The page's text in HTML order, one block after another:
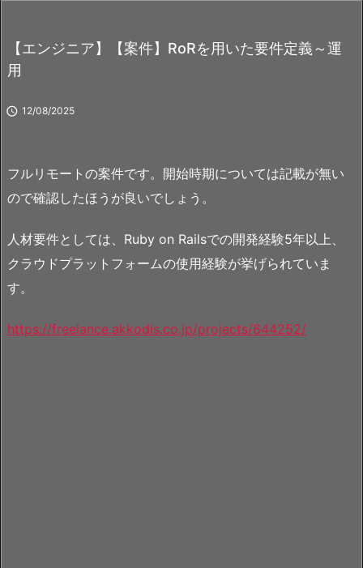
【エンジニア】【案件】RoRを用いた要件定義～運
用
 12/08/2025
フルリモートの案件です。開始時期については記載が無い
ので確認したほうが良いでしょう。
人材要件としては、Ruby on Railsでの開発経験5年以上、
クラウドプラットフォームの使用経験が挙げられていま
す。
https://freelance.akkodis.co.jp/projects/644252/